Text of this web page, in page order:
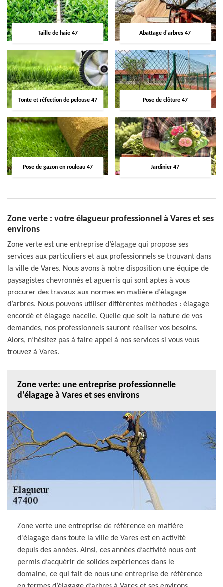
Taille de haie 47 Abattage d'arbres 47
Tonte et réfection de pelouse 47 Pose de clôture 47
Pose de gazon en rouleau 47 Jardinier 47
Zone verte : votre élagueur professionnel à Vares et ses
environs
Zone verte est une entreprise d’élagage qui propose ses
services aux particuliers et aux professionnels se trouvant dans
la ville de Vares. Nous avons à notre disposition une équipe de
paysagistes chevronnés et aguerris qui sont aptes à vous
procurer des travaux aux normes en matière d’élagage
d’arbres. Nous pouvons utiliser différentes méthodes : élagage
encordé et élagage nacelle. Quelle que soit la nature de vos
demandes, nos professionnels sauront réaliser vos besoins.
Alors, n’hésitez pas à faire appel à nos services si vous vous
trouvez à Vares.
Zone verte: une entreprise professionnelle
d'élagage à Vares et ses environs
Zone verte une entreprise de référence en matière
d'élagage dans toute la ville de Vares est en activité
depuis des années. Ainsi, ces années d’activité nous ont
permis d’acquérir de solides expériences dans le
domaine, ce qui fait de nous une entreprise de référence